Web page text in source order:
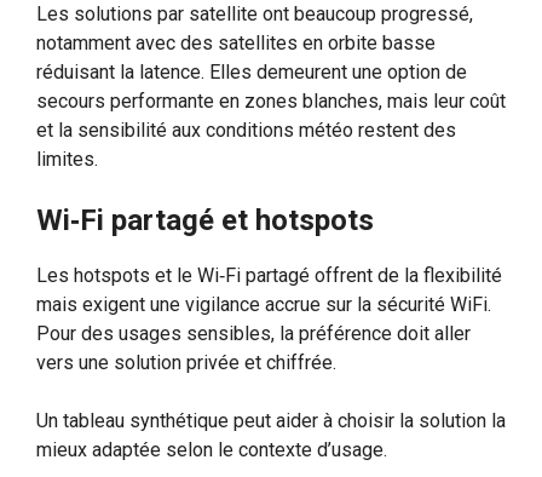
Les solutions par satellite ont beaucoup progressé,
notamment avec des satellites en orbite basse
réduisant la latence. Elles demeurent une option de
secours performante en zones blanches, mais leur coût
et la sensibilité aux conditions météo restent des
limites.
Wi‑Fi partagé et hotspots
Les hotspots et le Wi‑Fi partagé offrent de la flexibilité
mais exigent une vigilance accrue sur la sécurité WiFi.
Pour des usages sensibles, la préférence doit aller
vers une solution privée et chiffrée.
Un tableau synthétique peut aider à choisir la solution la
mieux adaptée selon le contexte d’usage.